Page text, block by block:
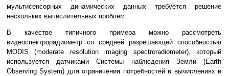
мультисенсорных динамических данных требуется решение
нескольких вычислительных проблем.
В качестве типичного примера можно рассмотреть
видеоспектрорадиометр со средней разрешающей способностью
MODIS (moderate resolution imaging spectroradiometer), который
используется датчиками Системы наблюдения Земли (Earth
Observing System) для ограничения потребностей в вычислениях и